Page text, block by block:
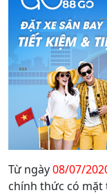
Từ ngày08/07/
chính thức có mặt